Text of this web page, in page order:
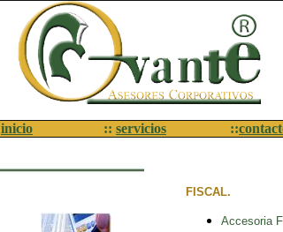
inicio :: servicios ::
FISCAL.
Accesoria